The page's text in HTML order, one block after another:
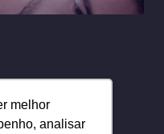
melhor
analisar